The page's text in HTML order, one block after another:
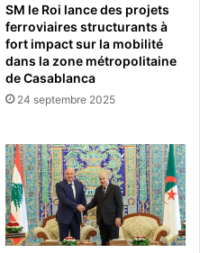
SM le Roi lance des projets
ferroviaires structurants à
fort impact sur la mobilité
dans la zone métropolitaine
de Casablanca
24 septembre 2025